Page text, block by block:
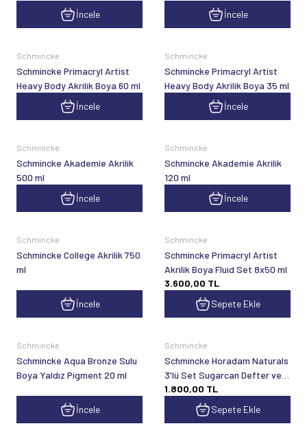
İncele İncele
Schmincke
Schmincke Primacryl Artist
Heavy Body Akrilik Boya 60 ml
İncele
Schmincke
Schmincke Primacryl Artist
Heavy Body Akrilik Boya 35 ml
İncele
Schmincke
Schmincke Akademie Akrilik
500 ml
İncele
Schmincke
Schmincke Akademie Akrilik
120 ml
İncele
Schmincke
Schmincke College Akrilik 750
ml
İncele
Schmincke
Schmincke Primacryl Artist
Akrilik Boya Fluid Set 8x50 ml
3.600,00 TL
Sepete Ekle
Schmincke
Schmincke Aqua Bronze Sulu
Boya Yaldız Pigment 20 ml
İncele
Schmincke
Schmincke Horadam Naturals
3'lü Set Sugarcan Defter ve
Da Vinci Fırça
1.800,00 TL
Sepete Ekle